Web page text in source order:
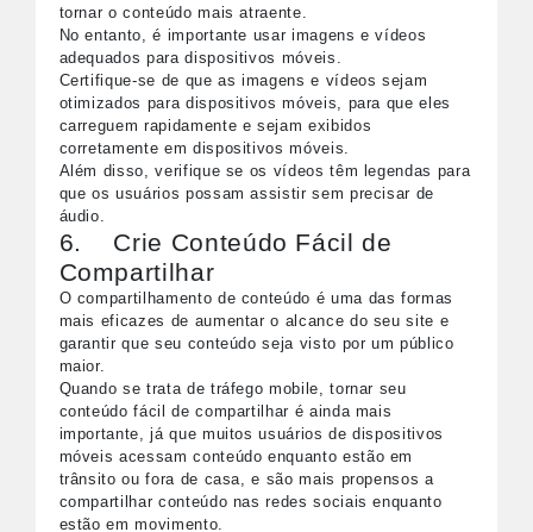
tornar o conteúdo mais atraente.
No entanto, é importante usar imagens e vídeos
adequados para dispositivos móveis.
Certifique-se de que as imagens e vídeos sejam
otimizados para dispositivos móveis, para que eles
carreguem rapidamente e sejam exibidos
corretamente em dispositivos móveis.
Além disso, verifique se os vídeos têm legendas para
que os usuários possam assistir sem precisar de
áudio.
6. Crie Conteúdo Fácil de
Compartilhar
O compartilhamento de conteúdo é uma das formas
mais eficazes de aumentar o alcance do seu site e
garantir que seu conteúdo seja visto por um público
maior.
Quando se trata de tráfego mobile, tornar seu
conteúdo fácil de compartilhar é ainda mais
importante, já que muitos usuários de dispositivos
móveis acessam conteúdo enquanto estão em
trânsito ou fora de casa, e são mais propensos a
compartilhar conteúdo nas redes sociais enquanto
estão em movimento.